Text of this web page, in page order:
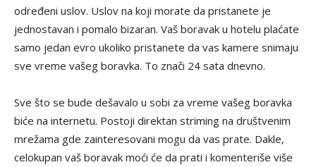
određeni uslov. Uslov na koji morate da pristanete je
jednostavan i pomalo bizaran. Vaš boravak u hotelu plaćate
samo jedan evro ukoliko pristanete da vas kamere snimaju
sve vreme vašeg boravka. To znači 24 sata dnevno.
Sve što se bude dešavalo u sobi za vreme vašeg boravka
biće na internetu. Postoji direktan striming na društvenim
mrežama gde zainteresovani mogu da vas prate. Dakle,
celokupan vaš boravak moći će da prati i komenteriše više